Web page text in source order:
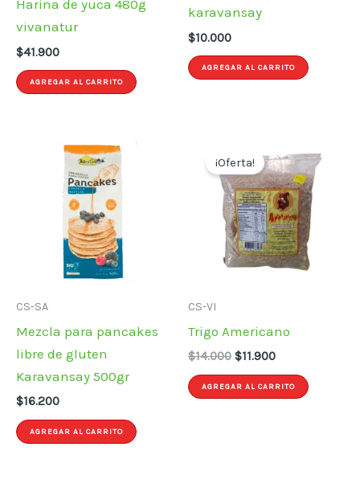
Harina de yuca 480g
vivanatur
$41.900
AGREGAR AL CARRITO
karavansay
$10.000
AGREGAR AL CARRITO
CS-SA
Mezcla para pancakes
libre de gluten
Karavansay 500gr
$16.200
AGREGAR AL CARRITO
¡Oferta!
CS-VI
Trigo Americano
$14.000 El
original
era:
$11.900El
actual
es:
AGREGAR AL CARRITO